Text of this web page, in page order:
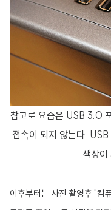
참고로 요즘은 USB 3.0
접속이 되지 않는다.
색상
이후부터는 사진 촬영후 "컴